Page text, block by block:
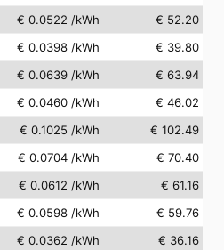
€ 0.0522 /kWh
€ 52.20
€ 0.0398 /kWh
€ 39.80
€ 0.0639 /kWh
€ 63.94
€ 0.0460 /kWh
€ 46.02
€ 0.1025 /kWh
€ 102.49
€ 0.0704 /kWh
€ 70.40
€ 0.0612 /kWh
€ 61.16
€ 0.0598 /kWh
€ 59.76
€ 0.0362 /kWh € 36.16